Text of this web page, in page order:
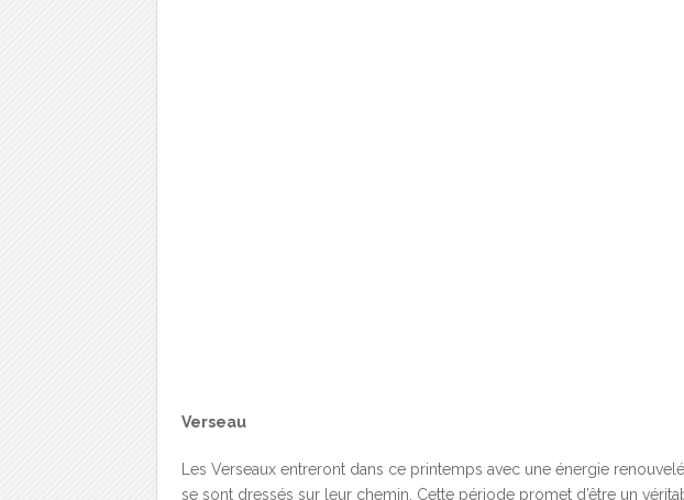
Verseau
Les Verseaux entreront dans ce printemps avec une énergie
se sont dressés sur leur chemin. Cette période promet d’être un